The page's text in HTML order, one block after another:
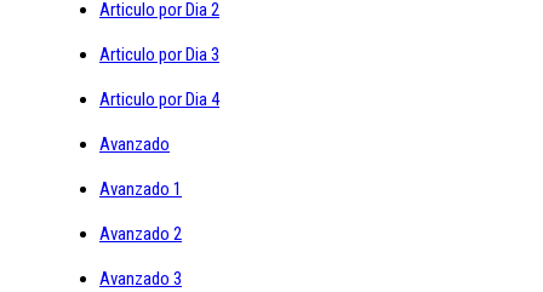
Articulo por Dia 2
Articulo por Dia 3
Articulo por Dia 4
Avanzado
Avanzado 1
Avanzado 2
Avanzado 3